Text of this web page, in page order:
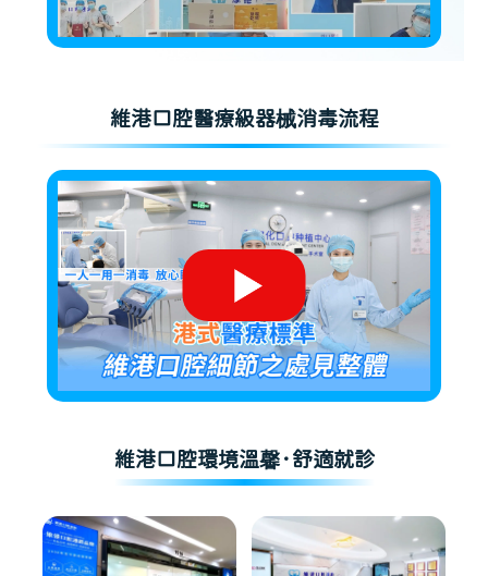
維港口腔醫療級器械消毒流程
維港口腔環境溫馨·舒適就診